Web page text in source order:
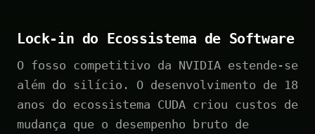
Lock-in do Ecossistema de Software
O fosso competitivo da NVIDIA estende-se
além do silício. O desenvolvimento de 18
anos do ecossistema CUDA criou custos de
mudança que o desempenho bruto de